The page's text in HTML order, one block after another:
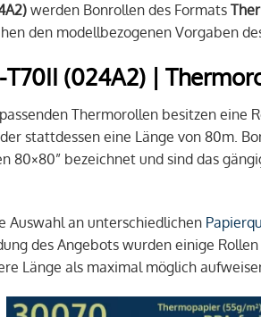
werden Bonrollen des Formats
den modellbezogenen Vorgaben
T70II (024A2) |
Thermorollen besitzen
stattdessen eine Länge von 80m.
80×80” bezeichnet und sind das
Auswahl an unterschiedlichen
des Angebots wurden einige
Länge als maximal möglich